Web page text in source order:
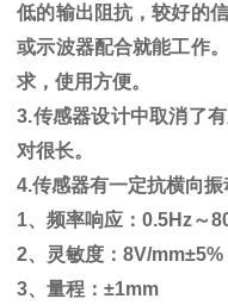
低的输出阻抗，较好的
或示波器配合就能工作
求，使用方便。
3.传感器设计中取消了
对很长。
4.传感器有一定抗横向振
1、频率响应：0.5Hz～
2、灵敏度：8V/mm±5%
3、量程：±1mm